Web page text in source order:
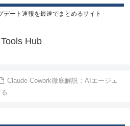
デート速報を最速でまとめるサイト
Hub
Claude Cowork徹底解説：AIエージェ